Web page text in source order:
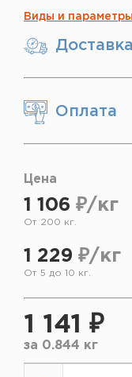
Виды и
Доставка
Оплата
Цена
1 106 ₽/кг
От 200 кг.
1 229 ₽/кг
От 5 до 10 кг.
1 141 ₽
за 0.844 кг